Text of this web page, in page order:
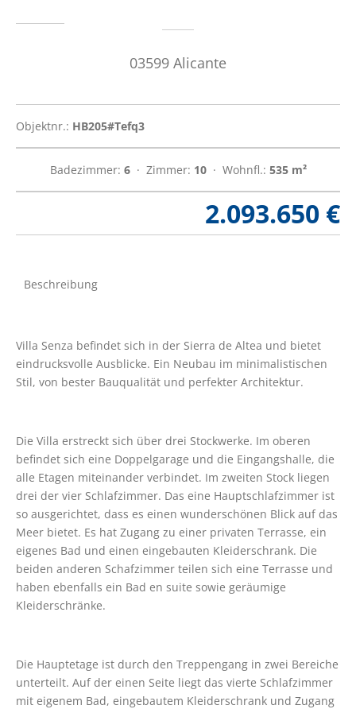
03599 Alicante
Objektnr.: HB205#Tefq3
Badezimmer: 6 · Zimmer: 10 · Wohnfl.: 535 m²
2.093.650 €
Beschreibung
Villa Senza befindet sich in der Sierra de Altea und bietet
eindrucksvolle Ausblicke. Ein Neubau im minimalistischen
Stil, von bester Bauqualität und perfekter Architektur.
Die Villa erstreckt sich über drei Stockwerke. Im oberen
befindet sich eine Doppelgarage und die Eingangshalle, die
alle Etagen miteinander verbindet. Im zweiten Stock liegen
drei der vier Schlafzimmer. Das eine Hauptschlafzimmer ist
so ausgerichtet, dass es einen wunderschönen Blick auf das
Meer bietet. Es hat Zugang zu einer privaten Terrasse, ein
eigenes Bad und einen eingebauten Kleiderschrank. Die
beiden anderen Schafzimmer teilen sich eine Terrasse und
haben ebenfalls ein Bad en suite sowie geräumige
Kleiderschränke.
Die Hauptetage ist durch den Treppengang in zwei Bereiche
unterteilt. Auf der einen Seite liegt das vierte Schlafzimmer
mit eigenem Bad, eingebautem Kleiderschrank und Zugang